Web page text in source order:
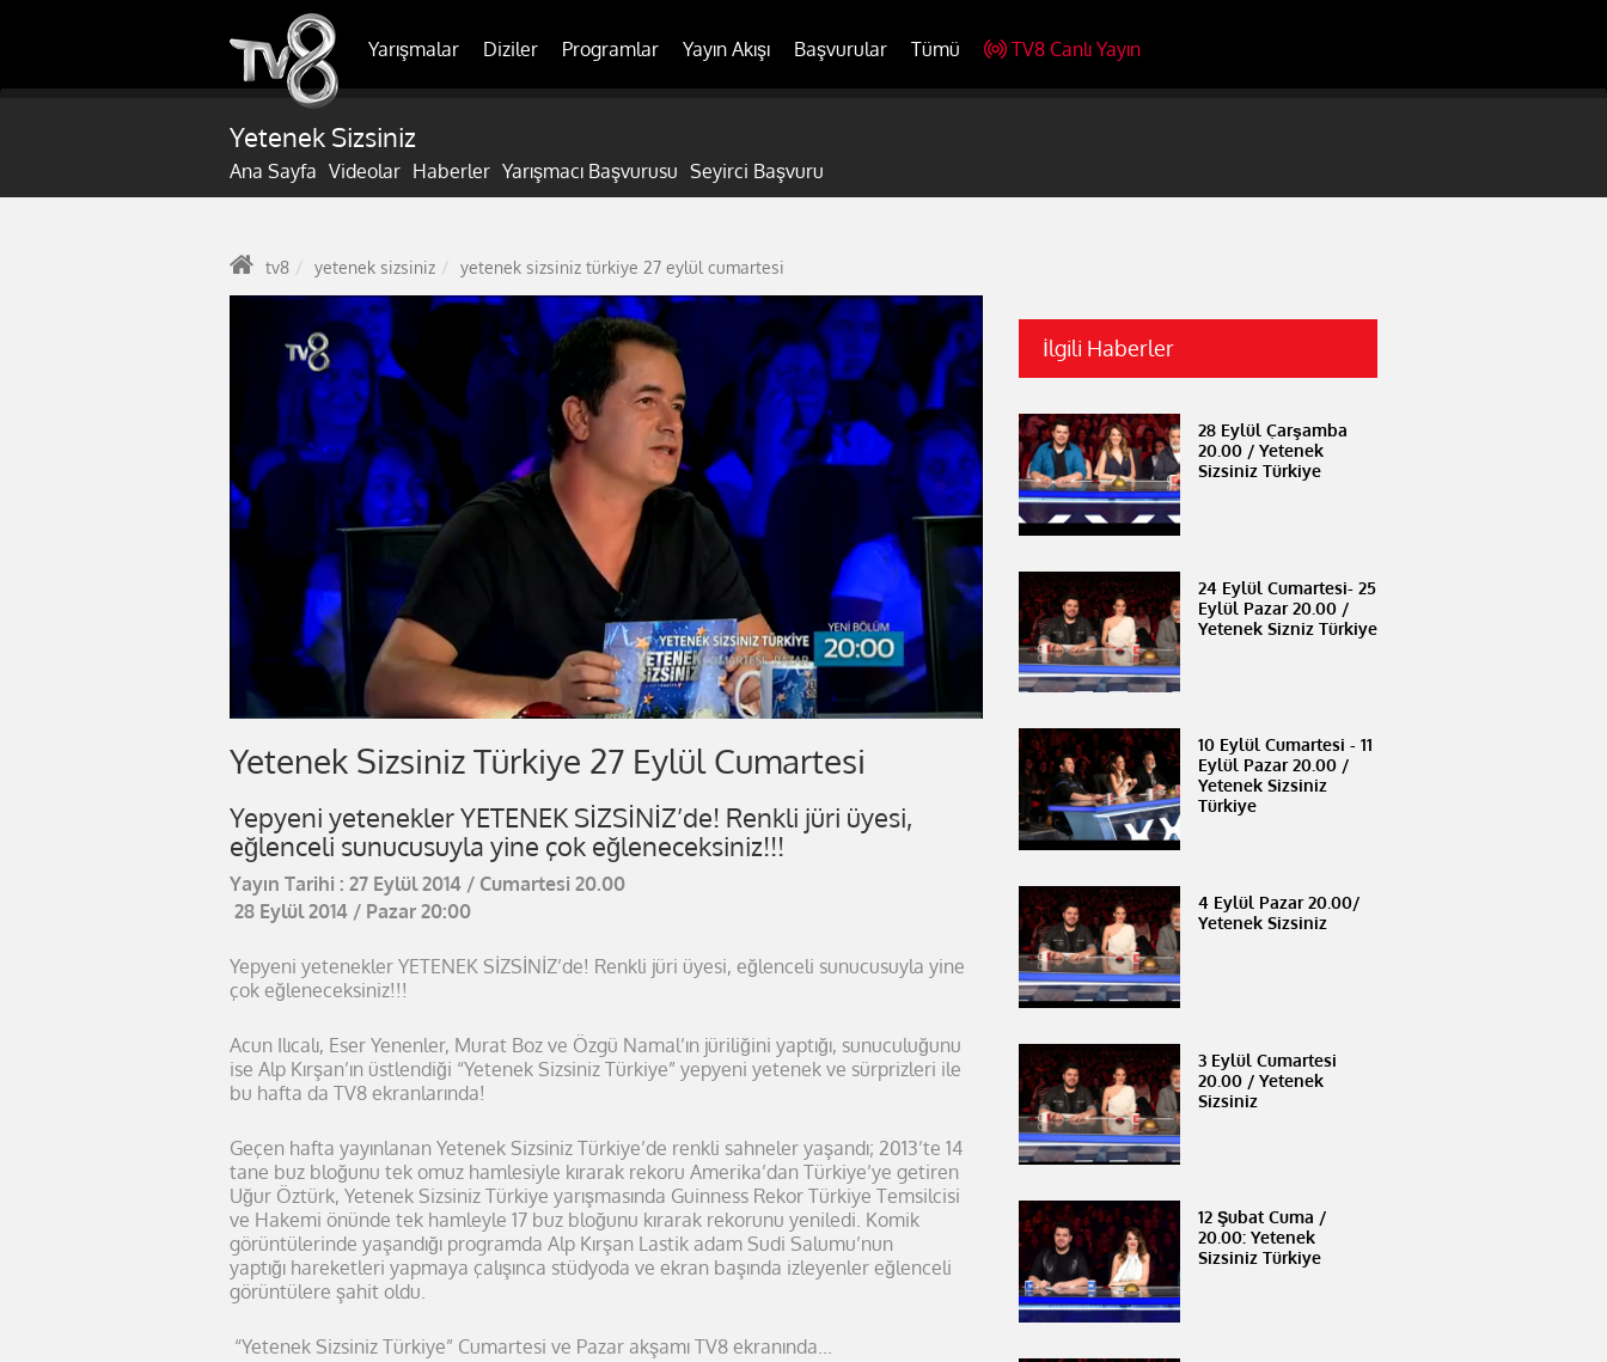
Yarışmalar Diziler Programlar Yayın Akışı Başvurular Tümü TV8 Canlı Yayın
Yetenek Sizsiniz
Ana Sayfa Videolar Haberler Yarışmacı Başvurusu Seyirci Başvuru
tv8 yetenek sizsiniz yetenek sizsiniz türkiye 27 eylül cumartesi
Yetenek Sizsiniz Türkiye 27 Eylül Cumartesi
Yepyeni yetenekler YETENEK SİZSİNİZ’de! Renkli jüri üyesi,
eğlenceli sunucusuyla yine çok eğleneceksiniz!!!
Yayın Tarihi : 27 Eylül 2014 / Cumartesi 20.00
28 Eylül 2014 / Pazar 20:00
Yepyeni yetenekler YETENEK SİZSİNİZ’de! Renkli jüri üyesi, eğlenceli sunucusuyla yine
çok eğleneceksiniz!!!
Acun Ilıcalı, Eser Yenenler, Murat Boz ve Özgü Namal’ın jüriliğini yaptığı, sunuculuğunu
ise Alp Kırşan’ın üstlendiği “Yetenek Sizsiniz Türkiye” yepyeni yetenek ve sürprizleri ile
bu hafta da TV8 ekranlarında!
Geçen hafta yayınlanan Yetenek Sizsiniz Türkiye’de renkli sahneler yaşandı; 2013’te 14
tane buz bloğunu tek omuz hamlesiyle kırarak rekoru Amerika’dan Türkiye’ye getiren
Uğur Öztürk, Yetenek Sizsiniz Türkiye yarışmasında Guinness Rekor Türkiye Temsilcisi
ve Hakemi önünde tek hamleyle 17 buz bloğunu kırarak rekorunu yeniledi. Komik
görüntülerinde yaşandığı programda Alp Kırşan Lastik adam Sudi Salumu’nun
yaptığı hareketleri yapmaya çalışınca stüdyoda ve ekran başında izleyenler eğlenceli
görüntülere şahit oldu.
“Yetenek Sizsiniz Türkiye” Cumartesi ve Pazar akşamı TV8 ekranında...
İlgili Haberler
28 Eylül Çarşamba
20.00 / Yetenek
Sizsiniz Türkiye
24 Eylül Cumartesi- 25
Eylül Pazar 20.00 /
Yetenek Sizniz Türkiye
10 Eylül Cumartesi - 11
Eylül Pazar 20.00 /
Yetenek Sizsiniz
Türkiye
4 Eylül Pazar 20.00/
Yetenek Sizsiniz
3 Eylül Cumartesi
20.00 / Yetenek
Sizsiniz
12 Şubat Cuma /
20.00: Yetenek
Sizsiniz Türkiye